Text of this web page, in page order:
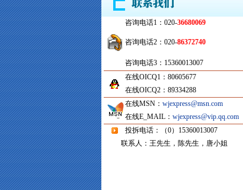
咨询电话1：020-36680069
咨询电话2：020-86372740
咨询电话3：15360013007
在线OICQ1：80605677
在线OICQ2：89334288
在线MSN： wjexpress@msn.com
在线E_MAIL： wjexpress@vip.qq.com
投拆电话：（0）15360013007
联系人：王先生，陈先生，唐小姐